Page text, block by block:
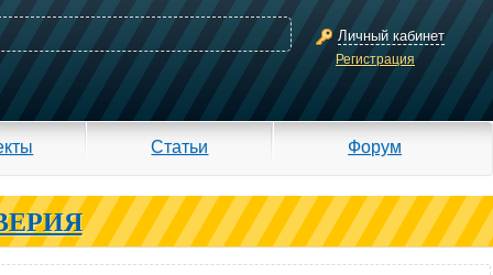
Личный кабинет
Регистрация
Статьи Форум